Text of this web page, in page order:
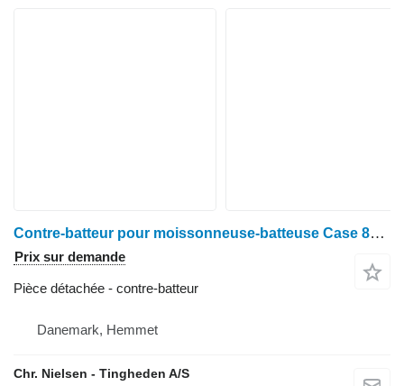
Contre-batteur pour moissonneuse-batteuse Case 8010
Prix sur demande
Pièce détachée - contre-batteur
Danemark, Hemmet
Chr. Nielsen - Tingheden A/S